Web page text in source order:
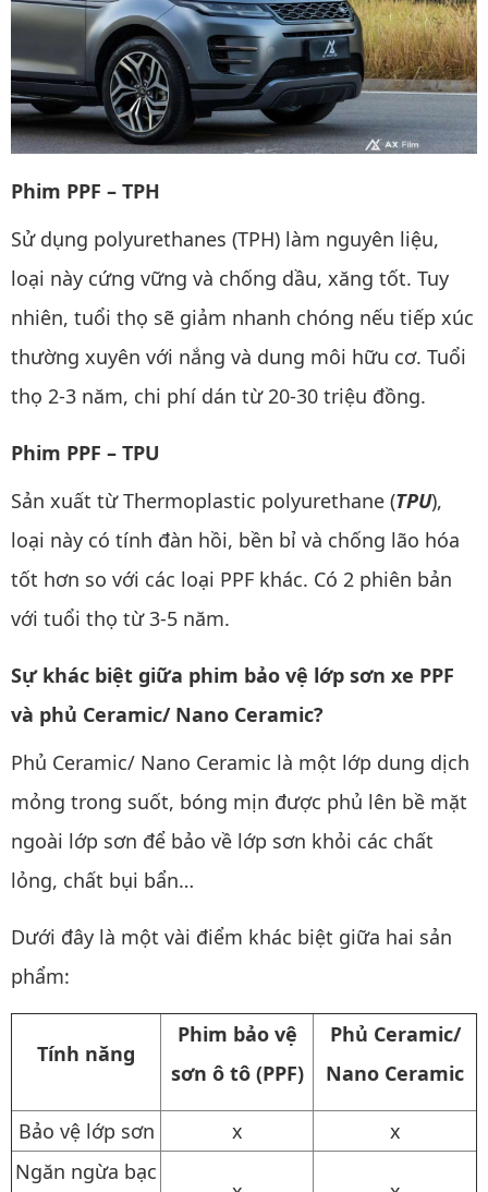
Phim PPF – TPH
Sử dụng polyurethanes (TPH) làm nguyên liệu,
loại này cứng vững và chống dầu, xăng tốt. Tuy
nhiên, tuổi thọ sẽ giảm nhanh chóng nếu tiếp xúc
thường xuyên với nắng và dung môi hữu cơ. Tuổi
thọ 2-3 năm, chi phí dán từ 20-30 triệu đồng.
Phim PPF – TPU
Sản xuất từ Thermoplastic polyurethane (TPU),
loại này có tính đàn hồi, bền bỉ và chống lão hóa
tốt hơn so với các loại PPF khác. Có 2 phiên bản
với tuổi thọ từ 3-5 năm.
Sự khác biệt giữa phim bảo vệ lớp sơn xe PPF
và phủ Ceramic/ Nano Ceramic?
Phủ Ceramic/ Nano Ceramic là một lớp dung dịch
mỏng trong suốt, bóng mịn được phủ lên bề mặt
ngoài lớp sơn để bảo về lớp sơn khỏi các chất
lỏng, chất bụi bẩn…
Dưới đây là một vài điểm khác biệt giữa hai sản
phẩm:
Tính năng
Phim bảo vệ
sơn ô tô (PPF)
Phủ Ceramic/
Nano Ceramic
Bảo vệ lớp sơn x
x
Ngăn ngừa bạc